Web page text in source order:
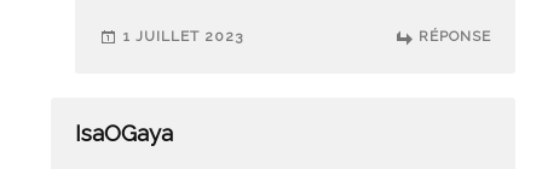
1 JUILLET 2023 RÉPONSE
IsaOGaya